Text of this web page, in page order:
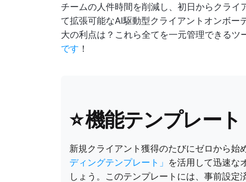
チームの人件時間を削減し、初日からクラ
て拡張可能なAI駆動型クライアントオンボ
大の利点は？これら全てを一元管理できるツ
です ！
⭐ 機能テンプレート
新規クライアント獲得のたびにゼロから始
ディングテンプレート」 を活用して迅速な
しょう。このテンプレートには、事前設